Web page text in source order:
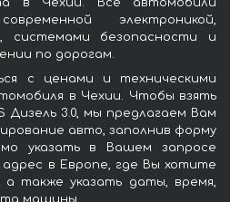
в Чехии. Все автомобили
электроникой,
системами безопасности и
по дорогам.
с ценами и техническими
в Чехии. Чтобы взять
Дизель 3.0, мы предлагаем Вам
авто, заполнив форму
указать в Вашем запросе
в Европе, где Вы хотите
также указать даты, время,